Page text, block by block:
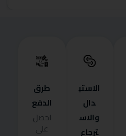
الاستب
دال
والاس
ترجاع
طرق
الدفع
احصل
على